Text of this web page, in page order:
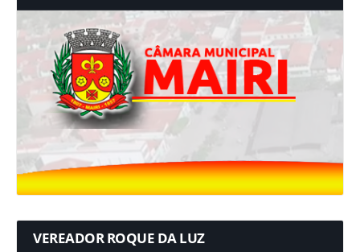
VEREADOR ROQUE DA LUZ